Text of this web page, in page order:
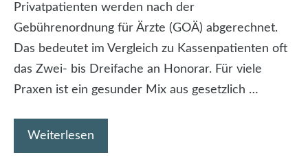
Privatpatienten werden nach der
Gebührenordnung für Ärzte (GOÄ) abgerechnet.
Das bedeutet im Vergleich zu Kassenpatienten oft
das Zwei- bis Dreifache an Honorar. Für viele
Praxen ist ein gesunder Mix aus gesetzlich …
Weiterlesen